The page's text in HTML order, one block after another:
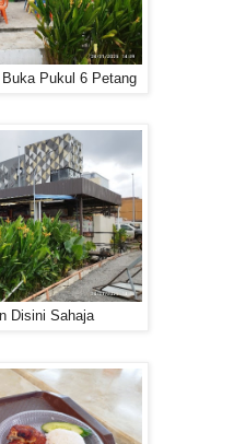
Pukul 6 Petang
Disini Sahaja